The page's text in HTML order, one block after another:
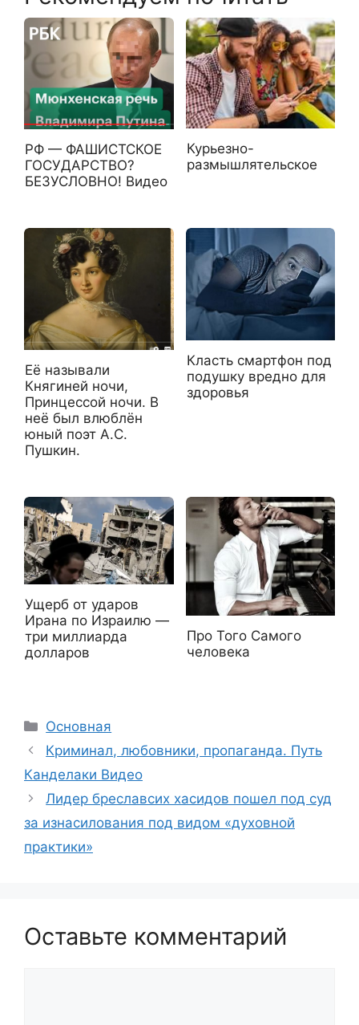
РФ — ФАШИСТСКОЕ
ГОСУДАРСТВО?
БЕЗУСЛОВНО! Видео
Курьезно-
размышлятельское
Её называли
Княгиней ночи,
Принцессой ночи. В
неё был влюблён
юный поэт А.С.
Пушкин.
Класть смартфон под
подушку вредно для
здоровья
Ущерб от ударов
Ирана по Израилю —
три миллиарда
долларов
Про Того Самого
человека
Рубрики
Основная
Криминал, любовники, пропаганда. Путь
Канделаки Видео
Лидер бреславсих хасидов пошел под суд
за изнасилования под видом «духовной
практики»
Оставьте комментарий